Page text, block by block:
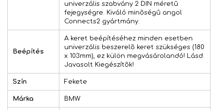
univerzális szabvány 2 DIN méretû
fejegységre. Kiváló minõségû angol
Connects2 gyártmány.
Beépítés
A keret beépítéséhez minden esetben
univerzális beszerelõ keret szükséges (180
x 103mm), ez külön megvásárolandó! Lásd:
Javasolt Kiegészítõk!
Szín Fekete
Márka BMW